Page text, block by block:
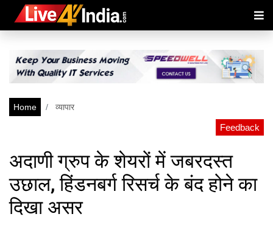
Home व्यापार
Feedback
अदाणी ग्रुप के शेयरों में जबरदस्त
उछाल, हिंडनबर्ग रिसर्च के बंद होने का
दिखा असर